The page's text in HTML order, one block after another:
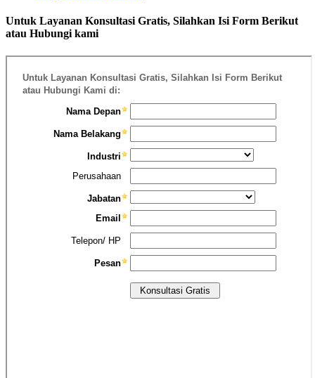
Untuk Layanan Konsultasi Gratis, Silahkan Isi Form Berikut
atau Hubungi kami